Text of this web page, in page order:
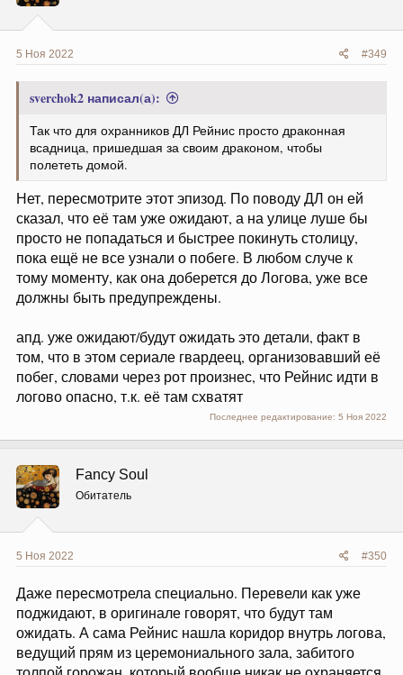
:
5 Ноя 2022 #349
sverchok2 написал(а):
Так что для охранников ДЛ Рейнис просто драконная
всадница, пришедшая за своим драконом, чтобы
полететь домой.
Нет, пересмотрите этот эпизод. По поводу ДЛ он ей
сказал, что её там уже ожидают, а на улице луше бы
просто не попадаться и быстрее покинуть столицу,
пока ещё не все узнали о побеге. В любом случе к
тому моменту, как она доберется до Логова, уже все
должны быть предупреждены.
апд. уже ожидают/будут ожидать это детали, факт в
том, что в этом сериале гвардеец, организовавший её
побег, словами через рот произнес, что Рейнис идти в
логово опасно, т.к. её там схватят
Последнее редактирование: 5 Ноя 2022
Fancy Soul
Обитатель
5 Ноя 2022 #350
Даже пересмотрела специально. Перевели как уже
поджидают, в оригинале говорят, что будут там
ожидать. А сама Рейнис нашла коридор внутрь логова,
ведущий прям из церемониального зала, забитого